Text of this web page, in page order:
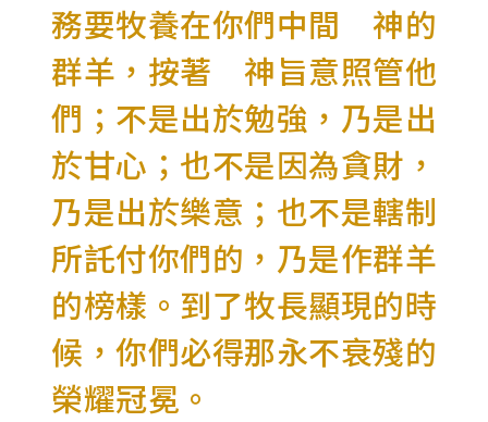
務要牧養在你們中間 神的
群羊，按著 神旨意照管他
們；不是出於勉強，乃是出
於甘心；也不是因為貪財，
乃是出於樂意；也不是轄制
所託付你們的，乃是作群羊
的榜樣。到了牧長顯現的時
候，你們必得那永不衰殘的
榮耀冠冕。